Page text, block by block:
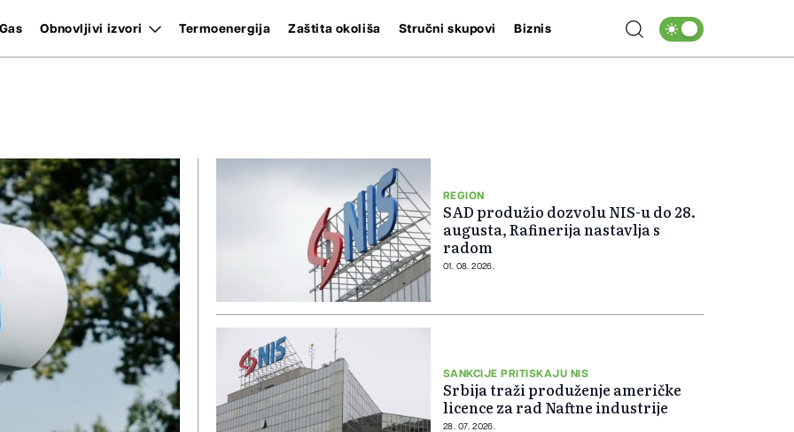
Gas Obnovljivi izvori Termoenergija Zaštita okoliša Stručni skupovi Biznis
REGION
SAD produžio dozvolu NIS-u do 28.
augusta, Rafinerija nastavlja s
radom
01. 08. 2026.
SANKCIJE PRITISKAJU NIS
Srbija traži produženje američke
licence za rad Naftne industrije
28. 07. 2026.